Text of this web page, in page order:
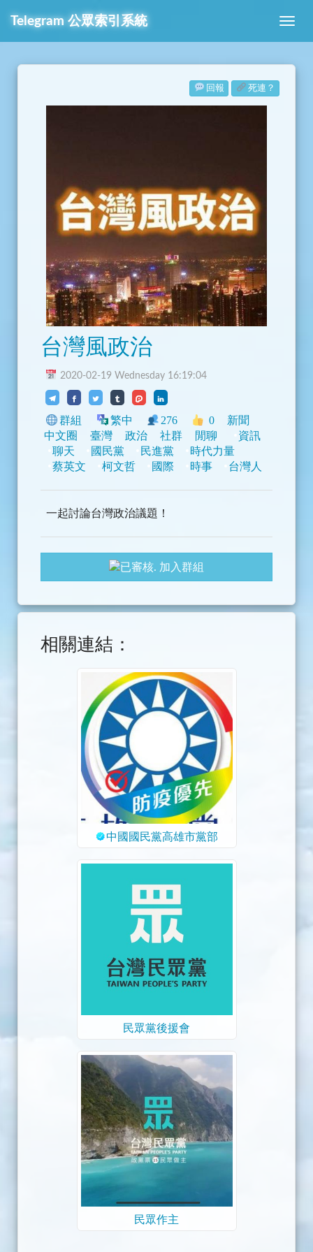
Telegram 公眾索引系統
回報 死連？
台灣風政治
2020-02-19 Wednesday 16:19:04
群組 繁中 276 0
新聞
中文圈
臺灣 政治 社群 閒聊
資訊
聊天
國民黨 民進黨
時代力量
蔡英文
柯文哲 國際 時事 台灣人
一起討論台灣政治議題！
加入群組
相關連結：
中國國民黨高雄市黨部
民眾黨後援會
民眾作主